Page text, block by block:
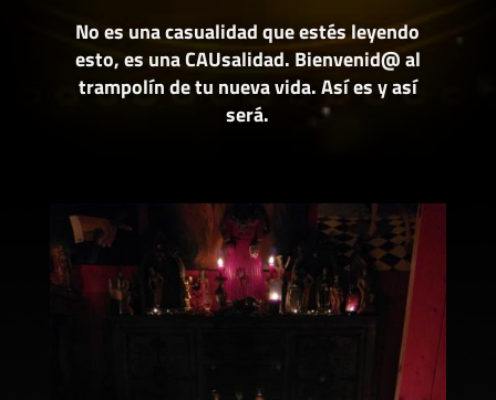
No es una casualidad que estés leyendo
esto, es una CAUsalidad. Bienvenid@ al
trampolín de tu nueva vida. Así es y así
será.